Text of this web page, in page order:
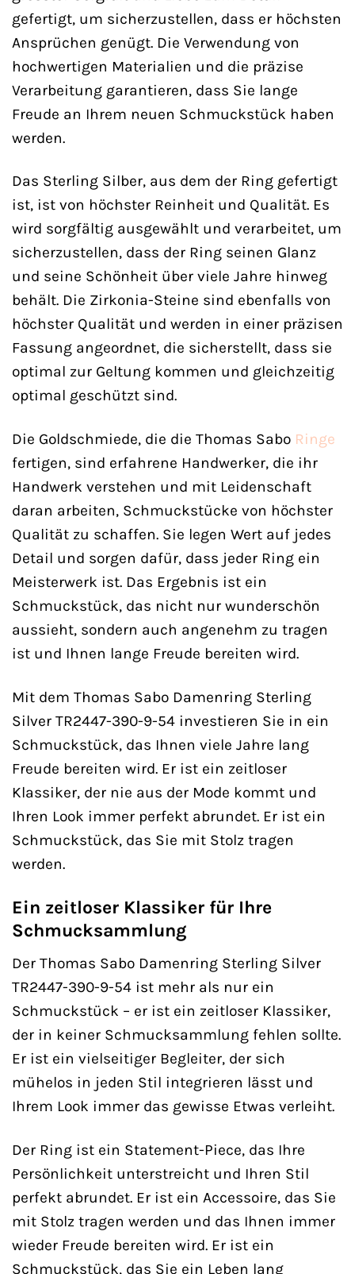
gefertigt, um sicherzustellen, dass er höchsten
Ansprüchen genügt. Die Verwendung von
hochwertigen Materialien und die präzise
Verarbeitung garantieren, dass Sie lange
Freude an Ihrem neuen Schmuckstück haben
werden.
Das Sterling Silber, aus dem der Ring gefertigt
ist, ist von höchster Reinheit und Qualität. Es
wird sorgfältig ausgewählt und verarbeitet, um
sicherzustellen, dass der Ring seinen Glanz
und seine Schönheit über viele Jahre hinweg
behält. Die Zirkonia-Steine sind ebenfalls von
höchster Qualität und werden in einer präzisen
Fassung angeordnet, die sicherstellt, dass sie
optimal zur Geltung kommen und gleichzeitig
optimal geschützt sind.
Die Goldschmiede, die die Thomas Sabo Ringe
fertigen, sind erfahrene Handwerker, die ihr
Handwerk verstehen und mit Leidenschaft
daran arbeiten, Schmuckstücke von höchster
Qualität zu schaffen. Sie legen Wert auf jedes
Detail und sorgen dafür, dass jeder Ring ein
Meisterwerk ist. Das Ergebnis ist ein
Schmuckstück, das nicht nur wunderschön
aussieht, sondern auch angenehm zu tragen
ist und Ihnen lange Freude bereiten wird.
Mit dem Thomas Sabo Damenring Sterling
Silver TR2447-390-9-54 investieren Sie in ein
Schmuckstück, das Ihnen viele Jahre lang
Freude bereiten wird. Er ist ein zeitloser
Klassiker, der nie aus der Mode kommt und
Ihren Look immer perfekt abrundet. Er ist ein
Schmuckstück, das Sie mit Stolz tragen
werden.
Ein zeitloser Klassiker für Ihre
Schmucksammlung
Der Thomas Sabo Damenring Sterling Silver
TR2447-390-9-54 ist mehr als nur ein
Schmuckstück – er ist ein zeitloser Klassiker,
der in keiner Schmucksammlung fehlen sollte.
Er ist ein vielseitiger Begleiter, der sich
mühelos in jeden Stil integrieren lässt und
Ihrem Look immer das gewisse Etwas verleiht.
Der Ring ist ein Statement-Piece, das Ihre
Persönlichkeit unterstreicht und Ihren Stil
perfekt abrundet. Er ist ein Accessoire, das Sie
mit Stolz tragen werden und das Ihnen immer
wieder Freude bereiten wird. Er ist ein
Schmuckstück, das Sie ein Leben lang